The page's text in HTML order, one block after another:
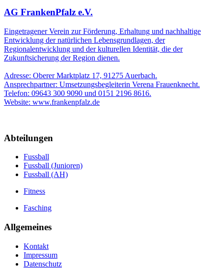
AG FrankenPfalz e.V.
Eingetragener Verein zur Förderung, Erhaltung und nachhaltige
Entwicklung der natürlichen Lebensgrundlagen, der
Regionalentwicklung und der kulturellen Identität, die der
Zukunftsicherung der Region dienen.
Adresse: Oberer Marktplatz 17, 91275 Auerbach.
Ansprechpartner: Umsetzungsbegleiterin Verena Frauenknecht.
Telefon: 09643 300 9090 und 0151 2196 8616.
Website: www.frankenpfalz.de
Abteilungen
Fussball
Fussball (Junioren)
Fussball (AH)
Fitness
Fasching
Allgemeines
Kontakt
Impressum
Datenschutz